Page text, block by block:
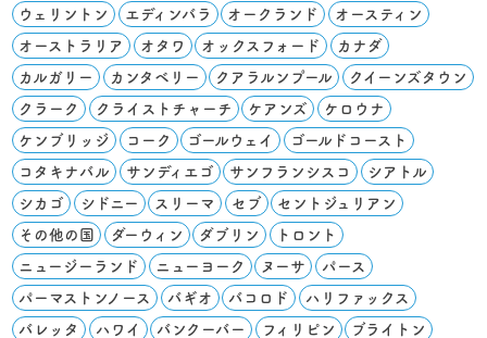
ウェリントン エディンバラ オークランド オースティン
オーストラリア オタワ オックスフォード カナダ
カルガリー カンタベリー クアラルンプール クイーンズタウン
クラーク クライストチャーチ ケアンズ ケロウナ
ケンブリッジ コーク ゴールウェイ ゴールドコースト
コタキナバル サンディエゴ サンフランシスコ シアトル
シカゴ シドニー スリーマ セブ セントジュリアン
その他の国 ダーウィン ダブリン トロント
ニュージーランド ニューヨーク ヌーサ パース
パーマストンノース バギオ バコロド ハリファックス
バレッタ ハワイ バンクーバー フィリピン ブライトン